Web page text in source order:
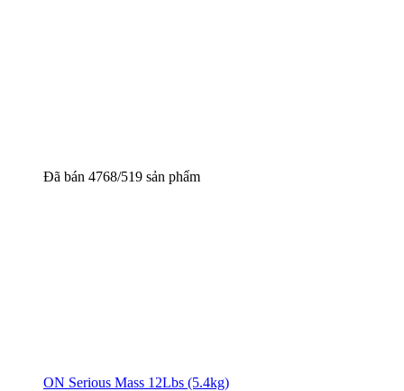
Đã bán 4768/519 sản phẩm
ON Serious Mass 12Lbs (5.4kg)